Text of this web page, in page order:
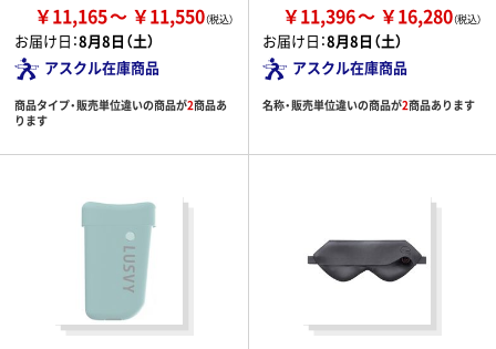
￥11,165 ￥11,550
お届け日：8月8日（土）
アスクル在庫商品
商品タイプ・販売単位違いの商品が2商品あ
ります
￥11,396 ￥16,280
お届け日：8月8日（土）
アスクル在庫商品
名称・販売単位違いの商品が2商品あります